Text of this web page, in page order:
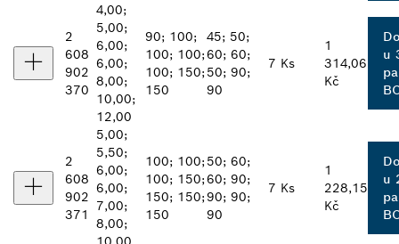
2
608
902
370
4,00;
5,00;
6,00;
6,00;
8,00;
10,00;
12,00
90; 100;
100; 100;
100; 150;
150
45; 50;
60; 60;
50; 90;
90
7 Ks
1
314,06
Kč
u
2
608
902
371
5,00;
5,50;
6,00;
6,00;
7,00;
8,00;
100; 100;
100; 150;
150; 150;
150
50; 60;
60; 90;
90; 90;
90
7 Ks
1
228,15
Kč
u